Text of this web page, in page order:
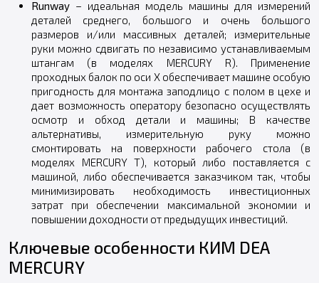
Runway – идеальная модель машины для измерений
деталей среднего, большого и очень большого
размеров и/или массивных деталей; измерительные
руки можно сдвигать по независимо устанавливаемым
штангам (в моделях MERCURY R). Применение
проходных балок по оси X обеспечивает машине особую
пригодность для монтажа заподлицо с полом в цехе и
дает возможность оператору безопасно осуществлять
осмотр и обход детали и машины; В качестве
альтернативы, измерительную руку можно
смонтировать на поверхности рабочего стола (в
моделях MERCURY T), который либо поставляется с
машиной, либо обеспечивается заказчиком так, чтобы
минимизировать необходимость инвестиционных
затрат при обеспечении максимальной экономии и
повышении доходности от предыдущих инвестиций.
Ключевые особенности КИМ DEA
MERCURY